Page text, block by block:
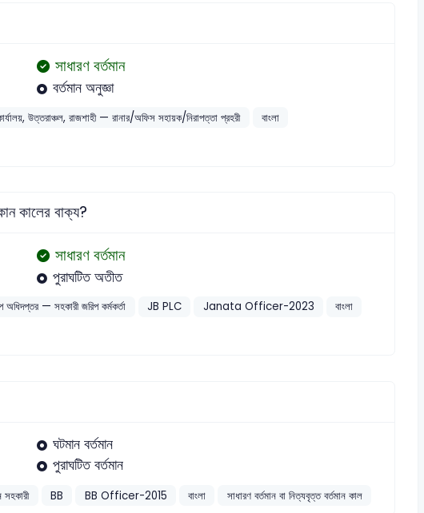
সাধারণ বর্তমান
বর্তমান অনুজ্ঞা
উত্তরাঞ্চল, রাজশাহী — রানার/অফিস সহায়ক/নিরাপত্তা প্রহরী
বাংলা
কালের বাক্য?
সাধারণ বর্তমান
পুরাঘটিত অতীত
অধিদপ্তর — সহকারী জরিপ কর্মকর্তা JB PLC Janata Officer-2023
বাংলা
ঘটমান বর্তমান
পুরাঘটিত বর্তমান
সহকারী BB BB Officer-2015 বাংলা সাধারণ বর্তমান বা নিত্যবৃত্ত বর্তমান কাল